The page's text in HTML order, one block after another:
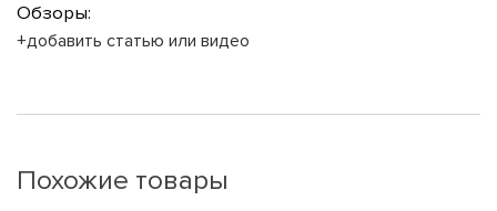
Обзоры:
+добавить статью или видео
Похожие товары